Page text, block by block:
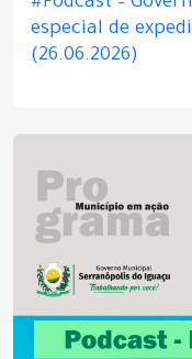
especial de
(26.06.2026)